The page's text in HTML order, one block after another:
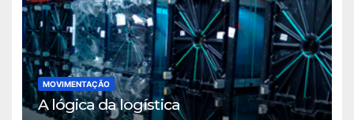
MOVIMENTAÇÃO
A lógica da logística